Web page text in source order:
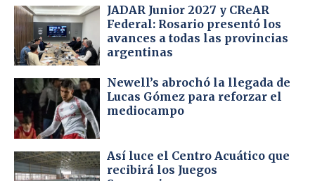
JADAR Junior 2027 y CReAR
Federal: Rosario presentó los
avances a todas las provincias
argentinas
Newell’s abrochó la llegada de
Lucas Gómez para reforzar el
mediocampo
Así luce el Centro Acuático que
recibirá los Juegos